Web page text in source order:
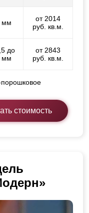
мм
от 2014
руб. кв.м.
до
мм
от 2843
руб. кв.м.
стоимость